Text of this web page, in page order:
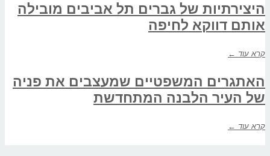
היצירתיות של גברים תל אביבים מובילה
אותם דווקא לחיפה
קרא עוד ←
האתגרים המשפטיים שמעצבים את פניה
של העיר הלבנה המתחדשת
קרא עוד ←